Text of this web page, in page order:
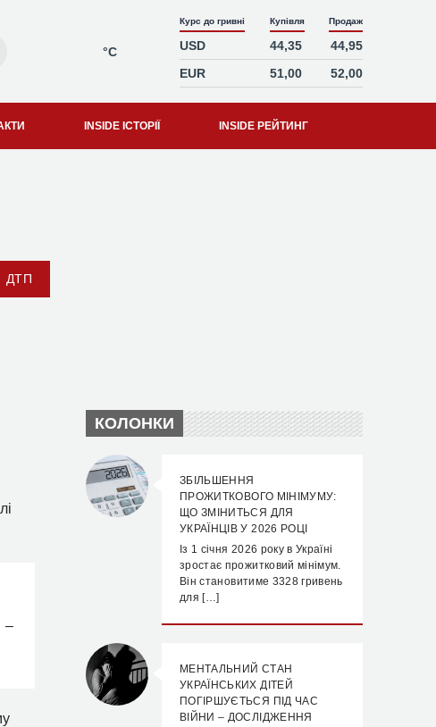
°C
Курс до гривні Купівля Продаж
USD 44,35
44,95
EUR
51,00 52,00
INSIDE ІСТОРІЇ INSIDE РЕЙТИНГ
ДТП
–
КОЛОНКИ
ЗБІЛЬШЕННЯ
ПРОЖИТКОВОГО МІНІМУМУ:
ЩО ЗМІНИТЬСЯ ДЛЯ
УКРАЇНЦІВ У 2026 РОЦІ
Із 1 січня 2026 року в Україні
зростає прожитковий мінімум.
Він становитиме 3328 гривень
для […]
МЕНТАЛЬНИЙ СТАН
УКРАЇНСЬКИХ ДІТЕЙ
ПОГІРШУЄТЬСЯ ПІД ЧАС
ВІЙНИ – ДОСЛІДЖЕННЯ